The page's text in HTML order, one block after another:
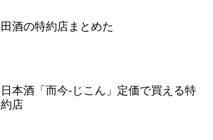
田酒の特約店まとめた
日本酒「而今-じこん」定価で買える特
約店